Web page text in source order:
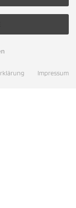
Impressum